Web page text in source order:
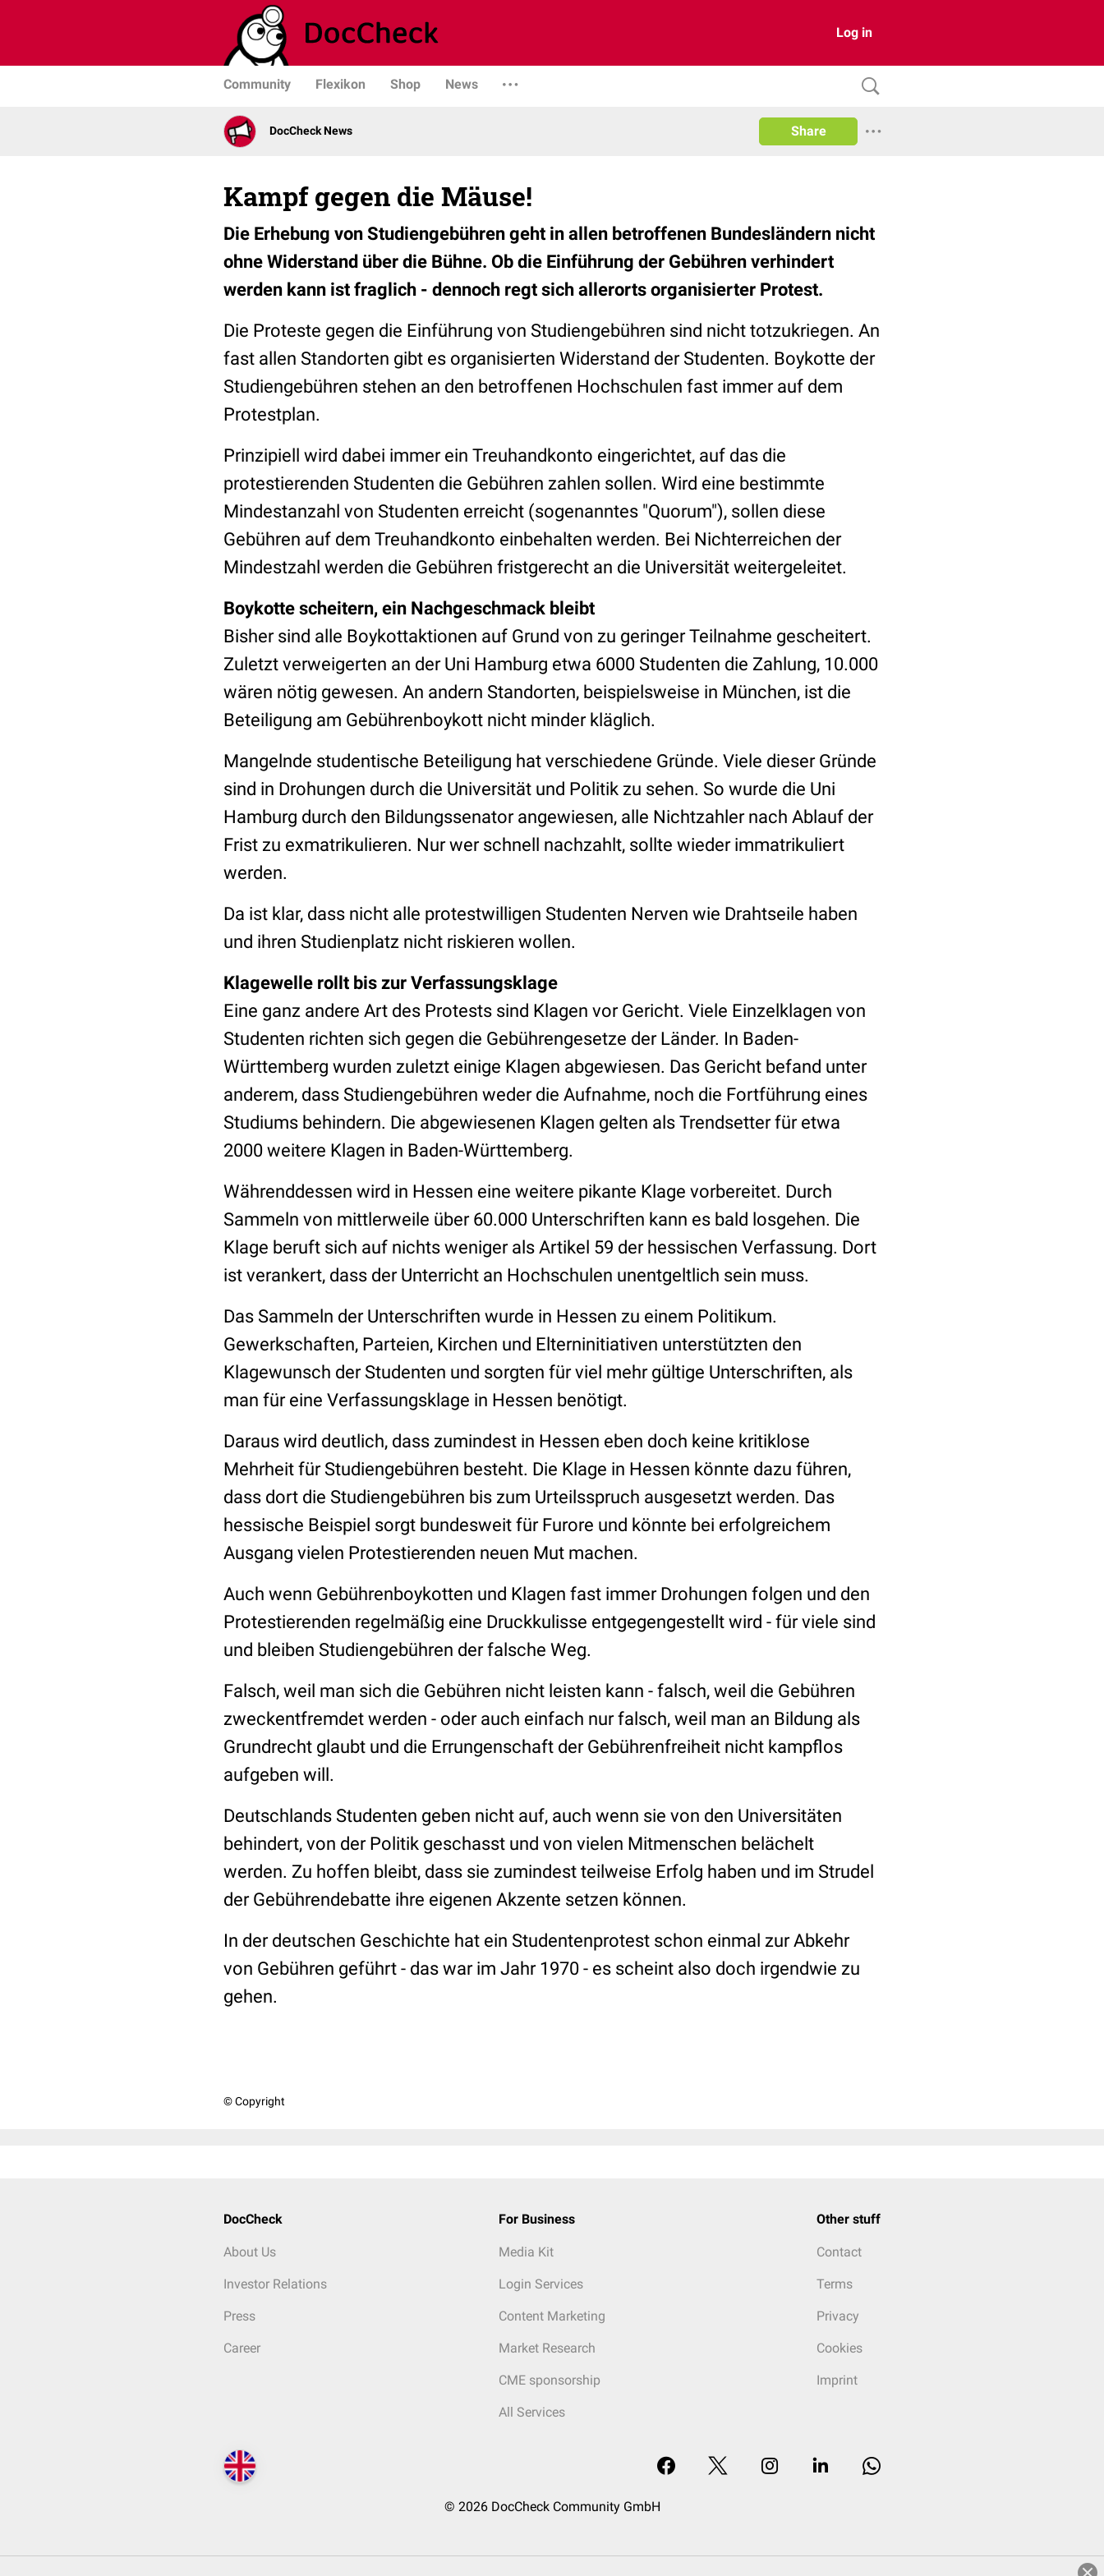
Log in
Community Flexikon Shop News
DocCheck News Share
Kampf gegen die Mäuse!
Die Erhebung von Studiengebühren geht in allen betroffenen Bundesländern nicht
ohne Widerstand über die Bühne. Ob die Einführung der Gebühren verhindert
werden kann ist fraglich - dennoch regt sich allerorts organisierter Protest.
Die Proteste gegen die Einführung von Studiengebühren sind nicht totzukriegen. An
fast allen Standorten gibt es organisierten Widerstand der Studenten. Boykotte der
Studiengebühren stehen an den betroffenen Hochschulen fast immer auf dem
Protestplan.
Prinzipiell wird dabei immer ein Treuhandkonto eingerichtet, auf das die
protestierenden Studenten die Gebühren zahlen sollen. Wird eine bestimmte
Mindestanzahl von Studenten erreicht (sogenanntes "Quorum"), sollen diese
Gebühren auf dem Treuhandkonto einbehalten werden. Bei Nichterreichen der
Mindestzahl werden die Gebühren fristgerecht an die Universität weitergeleitet.
Boykotte scheitern, ein Nachgeschmack bleibt
Bisher sind alle Boykottaktionen auf Grund von zu geringer Teilnahme gescheitert.
Zuletzt verweigerten an der Uni Hamburg etwa 6000 Studenten die Zahlung, 10.000
wären nötig gewesen. An andern Standorten, beispielsweise in München, ist die
Beteiligung am Gebührenboykott nicht minder kläglich.
Mangelnde studentische Beteiligung hat verschiedene Gründe. Viele dieser Gründe
sind in Drohungen durch die Universität und Politik zu sehen. So wurde die Uni
Hamburg durch den Bildungssenator angewiesen, alle Nichtzahler nach Ablauf der
Frist zu exmatrikulieren. Nur wer schnell nachzahlt, sollte wieder immatrikuliert
werden.
Da ist klar, dass nicht alle protestwilligen Studenten Nerven wie Drahtseile haben
und ihren Studienplatz nicht riskieren wollen.
Klagewelle rollt bis zur Verfassungsklage
Eine ganz andere Art des Protests sind Klagen vor Gericht. Viele Einzelklagen von
Studenten richten sich gegen die Gebührengesetze der Länder. In Baden-
Württemberg wurden zuletzt einige Klagen abgewiesen. Das Gericht befand unter
anderem, dass Studiengebühren weder die Aufnahme, noch die Fortführung eines
Studiums behindern. Die abgewiesenen Klagen gelten als Trendsetter für etwa
2000 weitere Klagen in Baden-Württemberg.
Währenddessen wird in Hessen eine weitere pikante Klage vorbereitet. Durch
Sammeln von mittlerweile über 60.000 Unterschriften kann es bald losgehen. Die
Klage beruft sich auf nichts weniger als Artikel 59 der hessischen Verfassung. Dort
ist verankert, dass der Unterricht an Hochschulen unentgeltlich sein muss.
Das Sammeln der Unterschriften wurde in Hessen zu einem Politikum.
Gewerkschaften, Parteien, Kirchen und Elterninitiativen unterstützten den
Klagewunsch der Studenten und sorgten für viel mehr gültige Unterschriften, als
man für eine Verfassungsklage in Hessen benötigt.
Daraus wird deutlich, dass zumindest in Hessen eben doch keine kritiklose
Mehrheit für Studiengebühren besteht. Die Klage in Hessen könnte dazu führen,
dass dort die Studiengebühren bis zum Urteilsspruch ausgesetzt werden. Das
hessische Beispiel sorgt bundesweit für Furore und könnte bei erfolgreichem
Ausgang vielen Protestierenden neuen Mut machen.
Auch wenn Gebührenboykotten und Klagen fast immer Drohungen folgen und den
Protestierenden regelmäßig eine Druckkulisse entgegengestellt wird - für viele sind
und bleiben Studiengebühren der falsche Weg.
Falsch, weil man sich die Gebühren nicht leisten kann - falsch, weil die Gebühren
zweckentfremdet werden - oder auch einfach nur falsch, weil man an Bildung als
Grundrecht glaubt und die Errungenschaft der Gebührenfreiheit nicht kampflos
aufgeben will.
Deutschlands Studenten geben nicht auf, auch wenn sie von den Universitäten
behindert, von der Politik geschasst und von vielen Mitmenschen belächelt
werden. Zu hoffen bleibt, dass sie zumindest teilweise Erfolg haben und im Strudel
der Gebührendebatte ihre eigenen Akzente setzen können.
In der deutschen Geschichte hat ein Studentenprotest schon einmal zur Abkehr
von Gebühren geführt - das war im Jahr 1970 - es scheint also doch irgendwie zu
gehen.
© Copyright
DocCheck
About Us
Investor Relations
Press
Career
For Business
Media Kit
Login Services
Content Marketing
Market Research
CME sponsorship
All Services
Other stuff
Contact
Terms
Privacy
Cookies
Imprint
© 2026 DocCheck Community GmbH